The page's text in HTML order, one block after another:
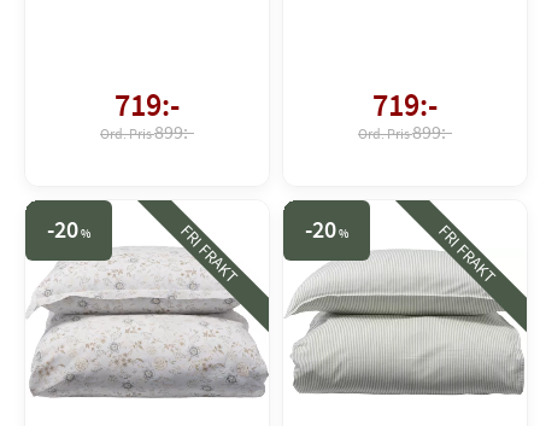
719:-
899:-
719:-
899:-
20% FRI FRAKT 20% FRI FRAKT